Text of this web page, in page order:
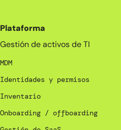
Plataforma
Gestión de activos de TI
MDM
Identidades y permisos
Inventario
Onboarding / offboarding